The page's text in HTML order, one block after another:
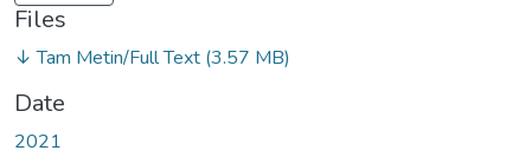
Files
↓ Tam Metin/Full Text (3.57 MB)
Date
2021